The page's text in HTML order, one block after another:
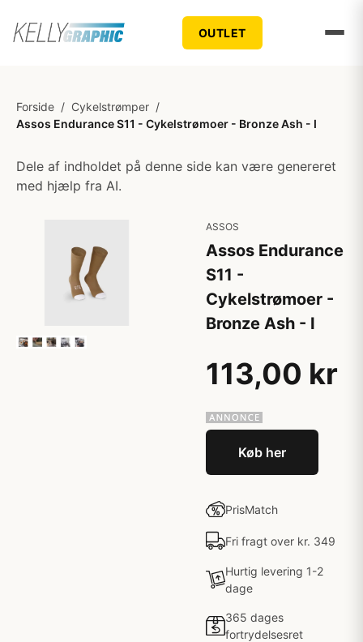
OUTLET
Forside / Cykelstrømper /
Assos Endurance S11 - Cykelstrømoer - Bronze Ash - I
Dele af indholdet på denne side kan være genereret
med hjælp fra AI.
ASSOS
Assos Endurance
S11 -
Cykelstrømoer -
Bronze Ash - I
113,00 kr
Køb her
PrisMatch
Fri fragt over kr. 349
Hurtig levering 1-2
dage
365 dages
fortrydelsesret